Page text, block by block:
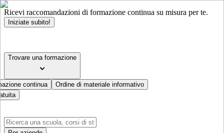
Ricevi raccomandazioni di formazione continua su misura per te.
Iniziate subito!
Trovare una formazione
continua
Ordine di materiale informativo